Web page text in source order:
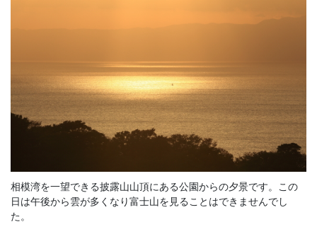
相模湾を一望できる披露山山頂にある公園からの夕景です。この
日は午後から雲が多くなり富士山を見ることはできませんでし
た。